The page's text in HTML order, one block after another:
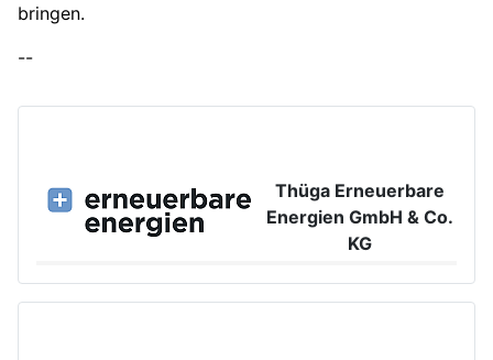
bringen.
--
Thüga Erneuerbare
Energien GmbH & Co.
KG
www.ee.thuega.de